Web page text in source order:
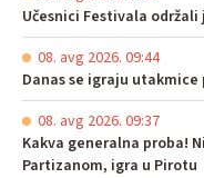
Učesnici Festivala
08. avg 2026. 09:44
Danas se igraju
08. avg 2026. 09:37
Kakva generalna proba!
Partizanom, igra u Pirotu